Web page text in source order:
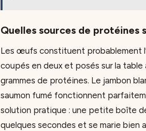
Quelles sources de protéines
Les œufs constituent probablement
coupés en deux et posés sur la
grammes de protéines. Le jambon
saumon fumé fonctionnent
solution pratique : une petite boîte
quelques secondes et se marie